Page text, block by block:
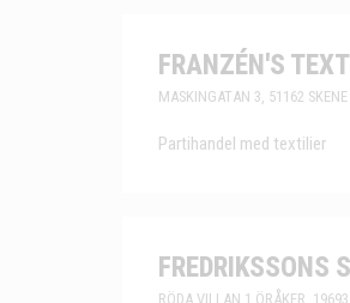
FRANZÉN'S
MASKINGATAN 3, 51162 SKENE
Partihandel med textilier
FREDRIKSSONS
RÖDA VILLAN 1 ÖRÅKER,